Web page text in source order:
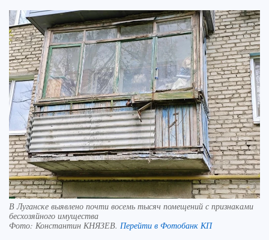
В Луганске выявлено почти восемь тысяч помещений с признаками
бесхозяйного имущества
Фото: Константин КНЯЗЕВ. Перейти в Фотобанк КП